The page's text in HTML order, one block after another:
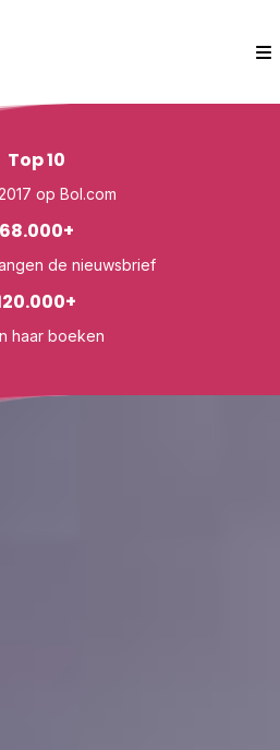
Top 10
op Bol.com
68.000+
de nieuwsbrief
haar boeken